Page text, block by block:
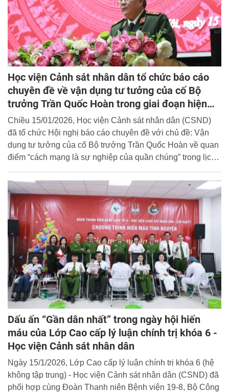
Học viện Cảnh sát nhân dân tổ chức báo cáo
chuyên đề về vận dụng tư tưởng của cố Bộ
trưởng Trần Quốc Hoàn trong giai đoạn hiện
nay
Chiều 15/01/2026, Học viện Cảnh sát nhân dân (CSND)
đã tổ chức Hội nghị báo cáo chuyên đề với chủ đề: Vận
dụng tư tưởng của cố Bộ trưởng Trần Quốc Hoàn về quan
điểm “cách mạng là sự nghiệp của quần chúng” trong lịch
nhất” trong giai đoạn hiện nay.
Dấu ấn “Gần dân nhất” trong ngày hội hiến
máu của Lớp Cao cấp lý luận chính trị khóa 6 -
Học viện Cảnh sát nhân dân
Ngày 15/1/2026, Lớp Cao cấp lý luận chính trị khóa 6 (hệ
không tập trung) - Học viện Cảnh sát nhân dân (CSND) đã
phối hợp cùng Đoàn Thanh niên Bệnh viện 19-8, Bộ Công